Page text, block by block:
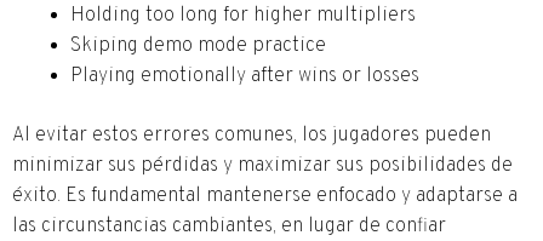
Holding too long for higher multipliers
Skiping demo mode practice
Playing emotionally after wins or losses
Al evitar estos errores comunes, los jugadores pueden
minimizar sus pérdidas y maximizar sus posibilidades de
éxito. Es fundamental mantenerse enfocado y adaptarse a
las circunstancias cambiantes, en lugar de confiar